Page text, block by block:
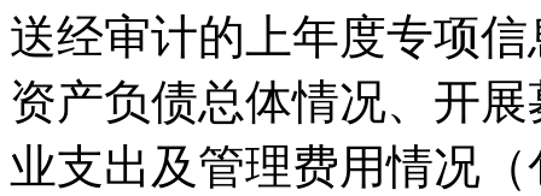
送经审计的上年度专项
资产负债总体情况、开
业支出及管理费用情况